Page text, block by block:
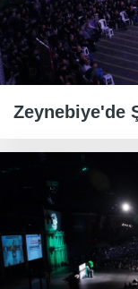
Zeynebiye'de